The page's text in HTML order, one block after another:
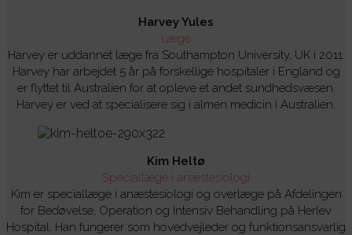
Harvey Yules
Læge
Harvey er uddannet læge fra Southampton University, UK i 2011.
Harvey har arbejdet 5 år på forskellige hospitaler i England og
er flyttet til Australien for at opleve et andet sundhedsvæsen.
Harvey er ved at specialisere sig i almen medicin i Australien.
Kim Heltø
Speciallæge i anæstesiologi
Kim er speciallæge i anæstesiologi og overlæge på Afdelingen
for Bedøvelse, Operation og Intensiv Behandling på Herlev
Hospital. Han fungerer som hovedvejleder og funktionsansvarlig